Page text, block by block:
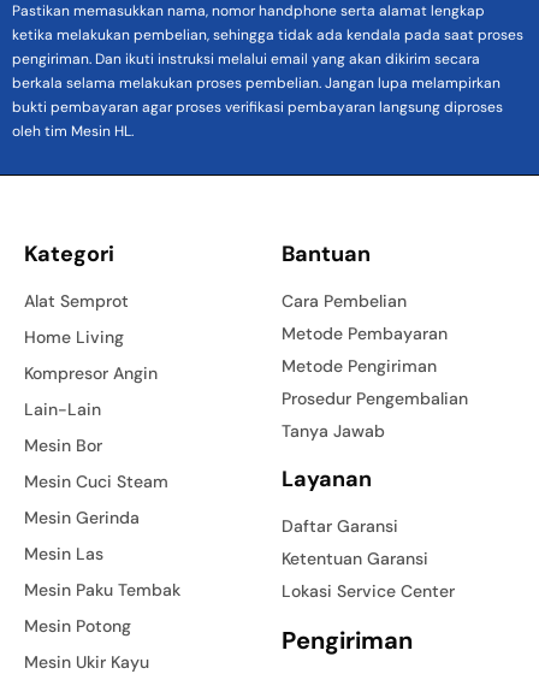
Pastikan memasukkan nama, nomor handphone serta alamat lengkap
ketika melakukan pembelian, sehingga tidak ada kendala pada saat proses
pengiriman. Dan ikuti instruksi melalui email yang akan dikirim secara
berkala selama melakukan proses pembelian. Jangan lupa melampirkan
bukti pembayaran agar proses verifikasi pembayaran langsung diproses
oleh tim Mesin HL.
Kategori
Alat Semprot
Home Living
Kompresor Angin
Lain-Lain
Mesin Bor
Mesin Cuci Steam
Mesin Gerinda
Mesin Las
Mesin Paku Tembak
Mesin Potong
Mesin Ukir Kayu
Bantuan
Cara Pembelian
Metode Pembayaran
Metode Pengiriman
Prosedur Pengembalian
Tanya Jawab
Layanan
Daftar Garansi
Ketentuan Garansi
Lokasi Service Center
Pengiriman